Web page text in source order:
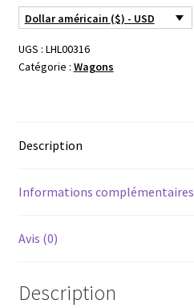
Dollar américain ($) - USD
UGS : LHL00316
Catégorie : Wagons
Description
Informations complémentaires
Avis (0)
Description